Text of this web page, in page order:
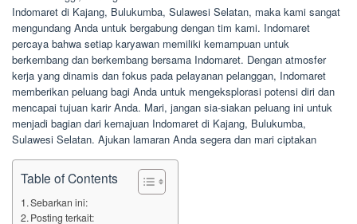
Indomaret di Kajang, Bulukumba, Sulawesi Selatan, maka kami sangat
mengundang Anda untuk bergabung dengan tim kami. Indomaret
percaya bahwa setiap karyawan memiliki kemampuan untuk
berkembang dan berkembang bersama Indomaret. Dengan atmosfer
kerja yang dinamis dan fokus pada pelayanan pelanggan, Indomaret
memberikan peluang bagi Anda untuk mengeksplorasi potensi diri dan
mencapai tujuan karir Anda. Mari, jangan sia-siakan peluang ini untuk
menjadi bagian dari kemajuan Indomaret di Kajang, Bulukumba,
Sulawesi Selatan. Ajukan lamaran Anda segera dan mari ciptakan
Table of Contents
Sebarkan ini:
Posting terkait: